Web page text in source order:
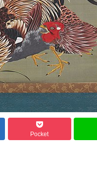
Pocket